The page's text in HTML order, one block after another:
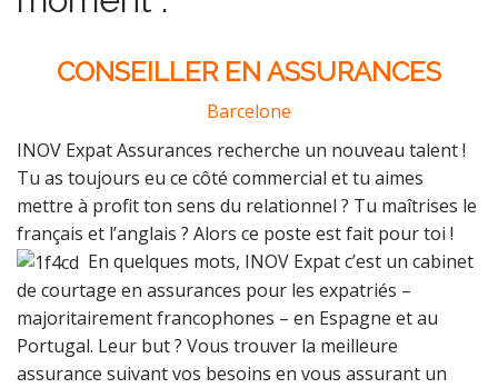
CONSEILLER EN ASSURANCES
Barcelone
INOV Expat Assurances recherche un nouveau talent !
Tu as toujours eu ce côté commercial et tu aimes
mettre à profit ton sens du relationnel ? Tu maîtrises le
français et l’anglais ? Alors ce poste est fait pour toi !
En quelques mots, INOV Expat c’est un cabinet
de courtage en assurances pour les expatriés –
majoritairement francophones – en Espagne et au
Portugal. Leur but ? Vous trouver la meilleure
assurance suivant vos besoins en vous assurant un